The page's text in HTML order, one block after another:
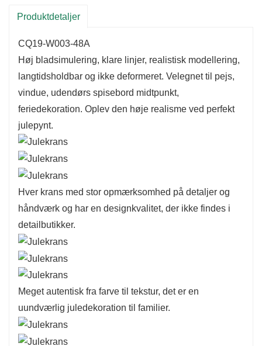
af dygtige håndværkere, og dens form er meget
hoveddør, foyer eller ethvert rum i dit hjem.
Produktdetaljer
CQ19-W003-48A
Høj bladsimulering, klare linjer, realistisk modellering,
langtidsholdbar og ikke deformeret. Velegnet til pejs,
vindue, udendørs spisebord midtpunkt,
feriedekoration. Oplev den høje realisme ved perfekt
julepynt.
Hver krans med stor opmærksomhed på detaljer og
håndværk og har en designkvalitet, der ikke findes i
detailbutikker.
Meget autentisk fra farve til tekstur, det er en
uundværlig juledekoration til familier.